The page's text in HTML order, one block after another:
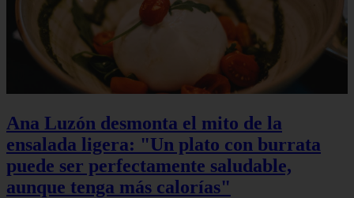
Ana Luzón desmonta el mito de la
ensalada ligera: "Un plato con burrata
puede ser perfectamente saludable,
aunque tenga más calorías"